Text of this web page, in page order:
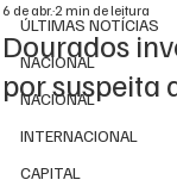
ÚLTIMAS NOTÍCIAS
NACIONAL
NACIONAL
INTERNACIONAL
CAPITAL
Dourados
por suspeita
6 de abr.2 min de leitura